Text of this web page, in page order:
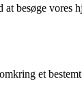
besøge vores
et